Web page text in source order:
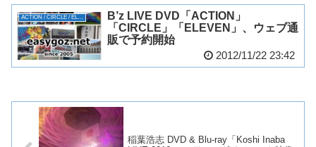
ACTION / CIRCLE / ELEVEN
B’z LIVE DVD「ACTION」
「CIRCLE」「ELEVEN」、ウェブ通
販で予約開始
2012/11/22 23:42
稲葉浩志 DVD & Blu-ray「Koshi Inaba